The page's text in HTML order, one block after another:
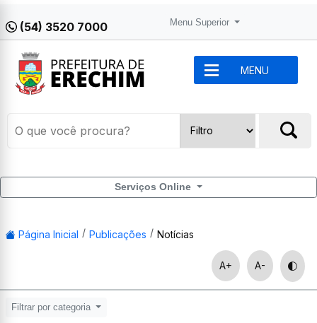
(54) 3520 7000 Menu Superior
MENU
Serviços Online
Página Inicial Publicações Notícias
A+ A-
Filtrar por categoria